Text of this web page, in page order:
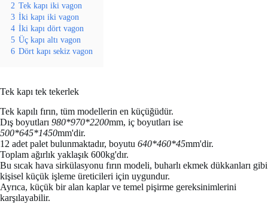
2 Tek kapı iki vagon
3 İki kapı iki vagon
4 İki kapı dört vagon
5 Üç kapı altı vagon
6 Dört kapı sekiz vagon
Tek kapı tek tekerlek
Tek kapılı fırın, tüm modellerin en küçüğüdür.
Dış boyutları 980*970*2200mm, iç boyutları ise
500*645*1450mm'dir.
12 adet palet bulunmaktadır, boyutu 640*460*45mm'dir.
Toplam ağırlık yaklaşık 600kg'dır.
Bu sıcak hava sirkülasyonu fırın modeli, buharlı ekmek dükkanları gibi
kişisel küçük işleme üreticileri için uygundur.
Ayrıca, küçük bir alan kaplar ve temel pişirme gereksinimlerini
karşılayabilir.